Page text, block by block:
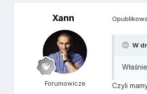
Xann
Forumowicze
W
Czyli